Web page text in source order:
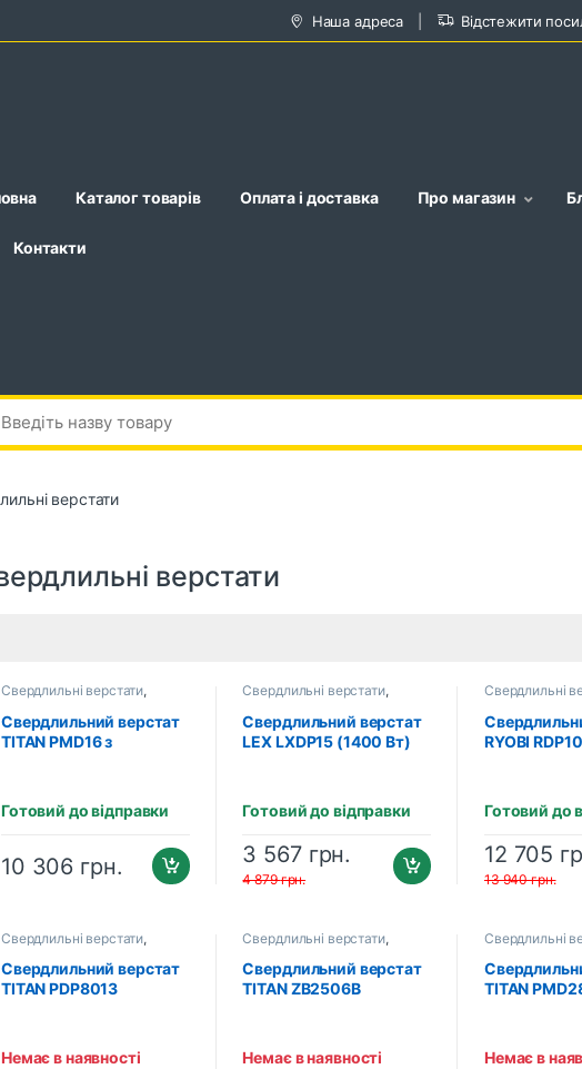
Наша адреса Відстежити
Каталог товарів Оплата і доставка Про магазин
Контакти
верстати
верстати
Свердлильні верстати,
Свердлильні верстати
Свердлильний верстат
TITAN PMD16 з
Готовий до відправки
10 306 грн.
Свердлильні верстати,
Свердлильні верстати
Свердлильний верстат
LEX LXDP15 (1400 Вт)
Готовий до відправки
3 567 грн.
4 879грн.
Свердлильні
RYOBI
Готовий до
12 705
13 940грн.
Свердлильні верстати,
Свердлильні верстати
Свердлильний верстат
TITAN PDP8013
Немає в наявності
Свердлильні верстати,
Свердлильні верстати
Свердлильний верстат
TITAN ZB2506B
Немає в наявності
Свердлильні
Свердлильні
TITAN
Немає в